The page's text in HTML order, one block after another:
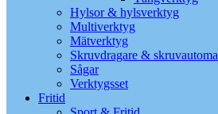
Hylsor & hylsverktyg
Multiverktyg
Mätverktyg
Skruvdragare &
Sågar
Verktygsset
Fritid